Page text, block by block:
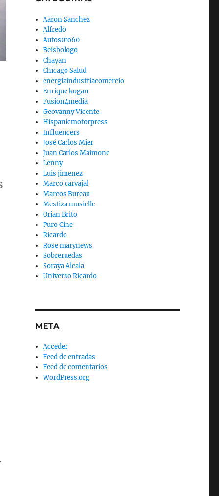
Aaron Sanchez
Alfredo
Autos0to60
Beisbologo
Chayan
Chicago Salud
energiaindustriacomercio
Enrique kogan
Fusion4media
Geovanny Vicente
Hispanicmotorpress
Influencers
José Carlos Mier
Juan Carlos Maimone
Lenny
Luis jimenez
Marco carvajal
Marcos Bureau
Mestiza musicllc
Orian Brito
Puro Cine
Ricardo
Rose marynews
Sobreruedas
Soraya Alcala
Universo Ricardo
META
Acceder
Feed de entradas
Feed de comentarios
WordPress.org